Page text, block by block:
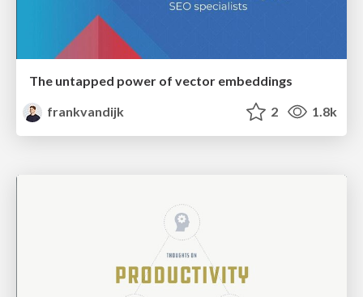
The untapped power of vector embeddings
frankvandijk
2 1.8k